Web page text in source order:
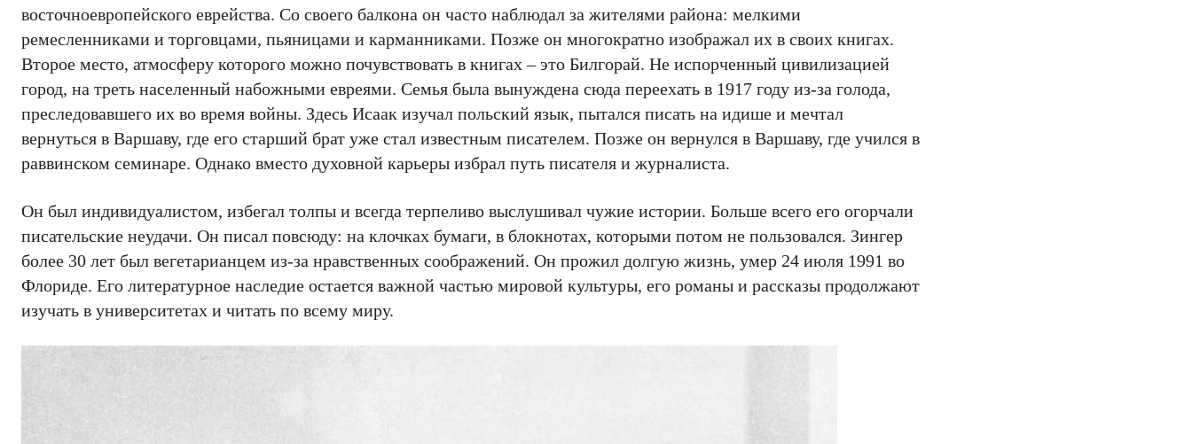
восточноевропейского еврейства. Со своего балкона он часто наблюдал за жителями района: мелкими
ремесленниками и торговцами, пьяницами и карманниками. Позже он многократно изображал их в своих книгах.
Второе место, атмосферу которого можно почувствовать в книгах – это Билгорай. Не испорченный цивилизацией
город, на треть населенный набожными евреями. Семья была вынуждена сюда переехать в 1917 году из-за голода,
преследовавшего их во время войны. Здесь Исаак изучал польский язык, пытался писать на идише и мечтал
вернуться в Варшаву, где его старший брат уже стал известным писателем. Позже он вернулся в Варшаву, где учился в
раввинском семинаре. Однако вместо духовной карьеры избрал путь писателя и журналиста.
Он был индивидуалистом, избегал толпы и всегда терпеливо выслушивал чужие истории. Больше всего его огорчали
писательские неудачи. Он писал повсюду: на клочках бумаги, в блокнотах, которыми потом не пользовался. Зингер
более 30 лет был вегетарианцем из-за нравственных соображений. Он прожил долгую жизнь, умер 24 июля 1991 во
Флориде. Его литературное наследие остается важной частью мировой культуры, его романы и рассказы продолжают
изучать в университетах и ​​читать по всему миру.